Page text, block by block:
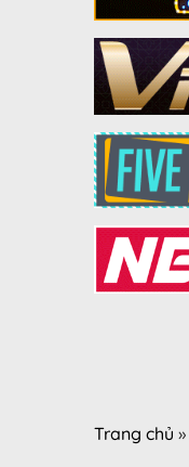
Trang chủ »